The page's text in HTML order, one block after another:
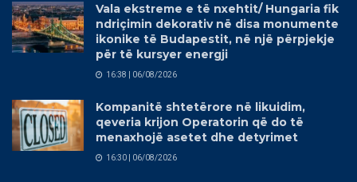
Vala ekstreme e të nxehtit/ Hungaria fik
ndriçimin dekorativ në disa monumente
ikonike të Budapestit, në një përpjekje
për të kursyer energji
16:38 | 06/08/2026
Kompanitë shtetërore në likuidim,
qeveria krijon Operatorin që do të
menaxhojë asetet dhe detyrimet
16:30 | 06/08/2026